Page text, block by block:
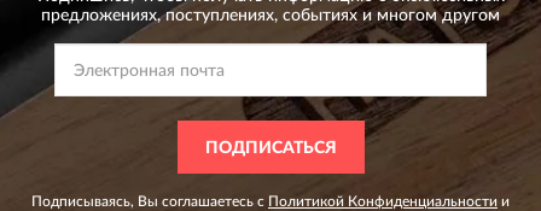
предложениях,поступлениях, событиях и многом другом
ПОДПИСАТЬСЯ
Подписываясь, Вы соглашаетесь с Политикой Конфиденциальности и